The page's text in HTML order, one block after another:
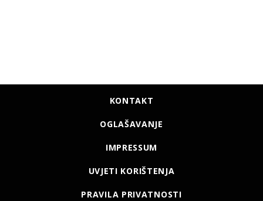
KONTAKT
OGLAŠAVANJE
IMPRESSUM
UVJETI KORIŠTENJA
PRAVILA PRIVATNOSTI